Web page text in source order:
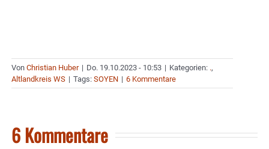
Von Christian Huber | Do. 19.10.2023 - 10:53 | Kategorien: .,
Altlandkreis WS | Tags: SOYEN | 6 Kommentare
6 Kommentare